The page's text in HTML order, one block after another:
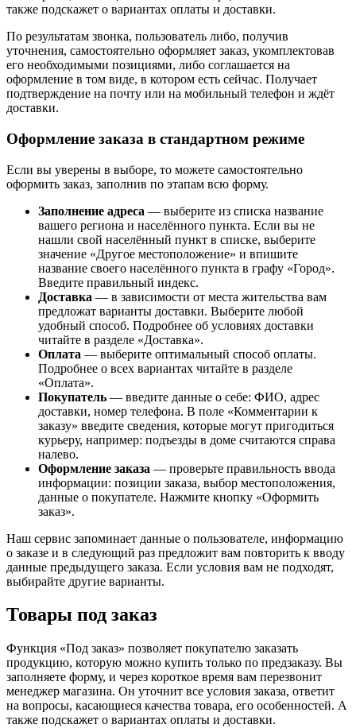
также подскажет о вариантах оплаты и доставки.
По результатам звонка, пользователь либо, получив
уточнения, самостоятельно оформляет заказ, укомплектовав
его необходимыми позициями, либо соглашается на
оформление в том виде, в котором есть сейчас. Получает
подтверждение на почту или на мобильный телефон и ждёт
доставки.
Оформление заказа в стандартном режиме
Если вы уверены в выборе, то можете самостоятельно
оформить заказ, заполнив по этапам всю форму.
Заполнение адреса — выберите из списка название
вашего региона и населённого пункта. Если вы не
нашли свой населённый пункт в списке, выберите
значение «Другое местоположение» и впишите
название своего населённого пункта в графу «Город».
Введите правильный индекс.
Доставка — в зависимости от места жительства вам
предложат варианты доставки. Выберите любой
удобный способ. Подробнее об условиях доставки
читайте в разделе «Доставка».
Оплата — выберите оптимальный способ оплаты.
Подробнее о всех вариантах читайте в разделе
«Оплата».
Покупатель — введите данные о себе: ФИО, адрес
доставки, номер телефона. В поле «Комментарии к
заказу» введите сведения, которые могут пригодиться
курьеру, например: подъезды в доме считаются справа
налево.
Оформление заказа — проверьте правильность ввода
информации: позиции заказа, выбор местоположения,
данные о покупателе. Нажмите кнопку «Оформить
заказ».
Наш сервис запоминает данные о пользователе, информацию
о заказе и в следующий раз предложит вам повторить к вводу
данные предыдущего заказа. Если условия вам не подходят,
выбирайте другие варианты.
Товары под заказ
Функция «Под заказ» позволяет покупателю заказать
продукцию, которую можно купить только по предзаказу. Вы
заполняете форму, и через короткое время вам перезвонит
менеджер магазина. Он уточнит все условия заказа, ответит
на вопросы, касающиеся качества товара, его особенностей. А
также подскажет о вариантах оплаты и доставки.